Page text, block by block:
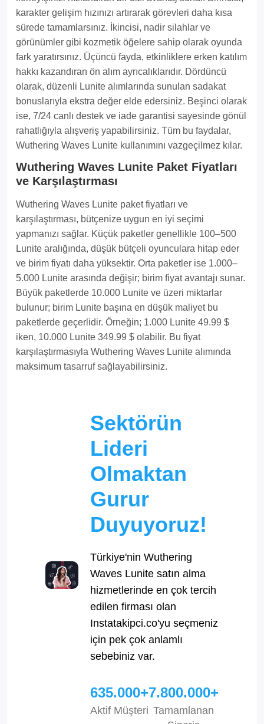
karakter gelişim hızınızı artırarak görevleri daha kısa
sürede tamamlarsınız. İkincisi, nadir silahlar ve
görünümler gibi kozmetik öğelere sahip olarak oyunda
fark yaratırsınız. Üçüncü fayda, etkinliklere erken katılım
hakkı kazandıran ön alım ayrıcalıklarıdır. Dördüncü
olarak, düzenli Lunite alımlarında sunulan sadakat
bonuslarıyla ekstra değer elde edersiniz. Beşinci olarak
ise, 7/24 canlı destek ve iade garantisi sayesinde gönül
rahatlığıyla alışveriş yapabilirsiniz. Tüm bu faydalar,
Wuthering Waves Lunite kullanımını vazgeçilmez kılar.
Wuthering Waves Lunite Paket Fiyatları
ve Karşılaştırması
Wuthering Waves Lunite paket fiyatları ve
karşılaştırması, bütçenize uygun en iyi seçimi
yapmanızı sağlar. Küçük paketler genellikle 100–500
Lunite aralığında, düşük bütçeli oyunculara hitap eder
ve birim fiyatı daha yüksektir. Orta paketler ise 1.000–
5.000 Lunite arasında değişir; birim fiyat avantajı sunar.
Büyük paketlerde 10.000 Lunite ve üzeri miktarlar
bulunur; birim Lunite başına en düşük maliyet bu
paketlerde geçerlidir. Örneğin; 1.000 Lunite 49.99 $
iken, 10.000 Lunite 349.99 $ olabilir. Bu fiyat
karşılaştırmasıyla Wuthering Waves Lunite alımında
maksimum tasarruf sağlayabilirsiniz.
Sektörün
Lideri
Olmaktan
Gurur
Duyuyoruz!
Türkiye'nin Wuthering
Waves Lunite satın alma
hizmetlerinde en çok tercih
edilen firması olan
Instatakipci.co'yu seçmeniz
için pek çok anlamlı
sebebiniz var.
635.000+
Aktif Müşteri
7.800.000+
Tamamlanan